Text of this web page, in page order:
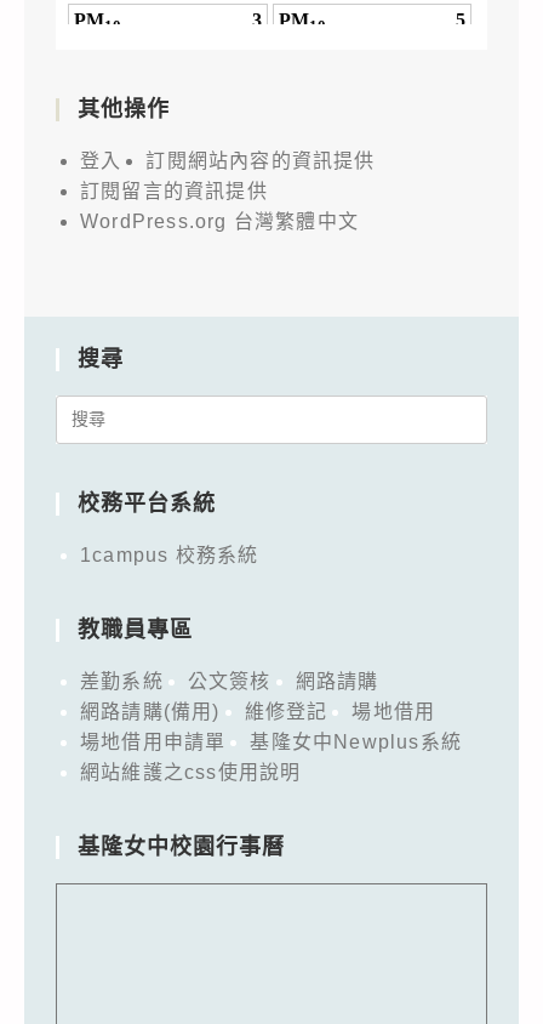
其他操作
登入
訂閱網站內容的資訊提供
訂閱留言的資訊提供
WordPress.org 台灣繁體中文
搜尋
Search
校務平台系統
1campus 校務系統
教職員專區
差勤系統 公文簽核
網路請購
網路請購(備用)
維修登記
場地借用
場地借用申請單
基隆女中Newplus系統
網站維護之css使用說明
基隆女中校園行事曆